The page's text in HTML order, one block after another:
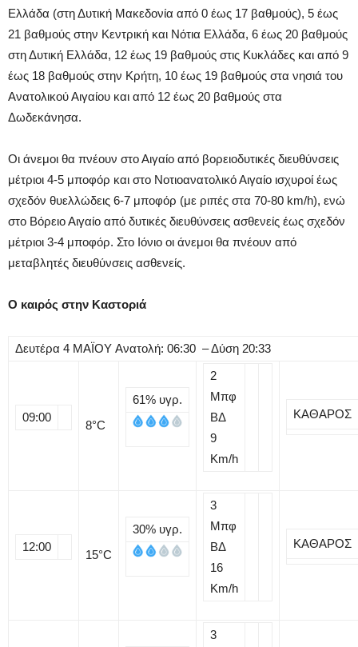
Ελλάδα (στη Δυτική Μακεδονία από 0 έως 17 βαθμούς), 5 έως
21 βαθμούς στην Κεντρική και Νότια Ελλάδα, 6 έως 20 βαθμούς
στη Δυτική Ελλάδα, 12 έως 19 βαθμούς στις Κυκλάδες και από 9
έως 18 βαθμούς στην Κρήτη, 10 έως 19 βαθμούς στα νησιά του
Ανατολικού Αιγαίου και από 12 έως 20 βαθμούς στα
Δωδεκάνησα.
Οι άνεμοι θα πνέουν στο Αιγαίο από βορειοδυτικές διευθύνσεις
μέτριοι 4-5 μποφόρ και στο Νοτιοανατολικό Αιγαίο ισχυροί έως
σχεδόν θυελλώδεις 6-7 μποφόρ (με ριπές στα 70-80 km/h), ενώ
στο Βόρειο Αιγαίο από δυτικές διευθύνσεις ασθενείς έως σχεδόν
μέτριοι 3-4 μποφόρ. Στο Ιόνιο οι άνεμοι θα πνέουν από
μεταβλητές διευθύνσεις ασθενείς.
Ο καιρός στην Καστοριά
Δευτέρα 4 ΜΑΪΟΥ Ανατολή: 06:30 – Δύση 20:33
09:00
8°C
61% υγρ.
2
Μπφ
ΒΔ
9
Km/h
ΚΑΘΑΡΟΣ
12:00
15°C
30% υγρ.
3
Μπφ
ΒΔ
16
Km/h
ΚΑΘΑΡΟΣ
3